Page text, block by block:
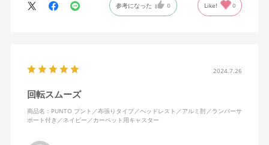
参考になった 0 Like! 0
2024.7.26
回転スムーズ
商品名：PUNTO プント／布張りタイプ／ヘッドレスト／アルミ肘／ランバーサ
ポート付き／ネイビー／カーペット用キャスター